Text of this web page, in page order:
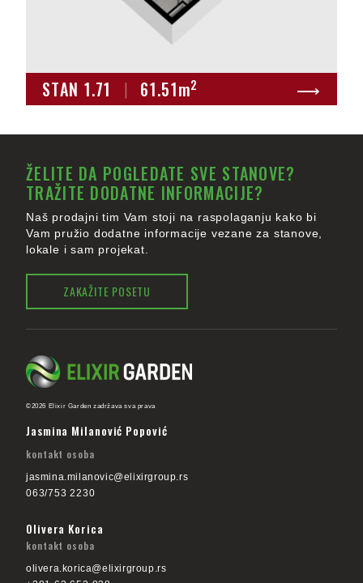
STAN 1.71 | 61.51m2 ⟶
ŽELITE DA POGLEDATE SVE STANOVE?
TRAŽITE DODATNE INFORMACIJE?
Naš prodajni tim Vam stoji na raspolaganju kako bi
Vam pružio dodatne informacije vezane za stanove,
lokale i sam projekat.
ZAKAŽITE POSETU
©2026 Elixir Garden zadržava sva prava
Jasmina Milanović Popović
kontakt osoba
jasmina.milanovic@elixirgroup.rs
063/753 2230
Olivera Korica
kontakt osoba
olivera.korica@elixirgroup.rs